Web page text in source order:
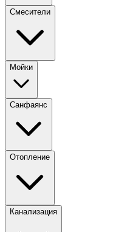
Смесители
Мойки
Санфаянс
Отопление
Канализация